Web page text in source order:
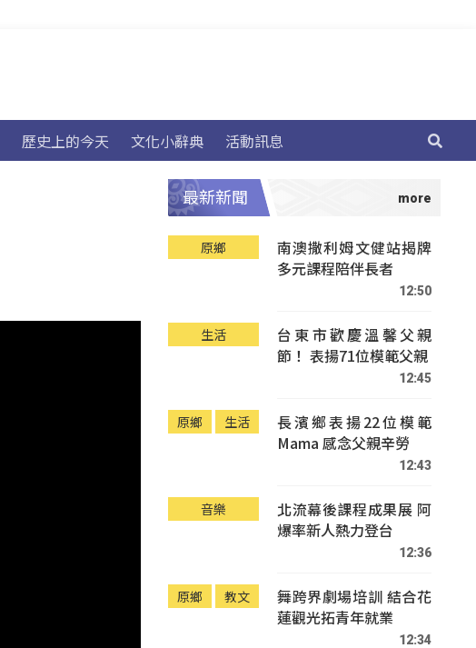
歷史上的今天 文化小辭典 活動訊息
最新新聞
原鄉
南澳撒利姆文健站揭牌
多元課程陪伴長者
12:50
生活
台東市歡慶溫馨父親
節！ 表揚71位模範父親
12:45
原鄉 生活
長濱鄉表揚22位模範
Mama 感念父親辛勞
12:43
音樂
北流幕後課程成果展 阿
爆率新人熱力登台
12:36
原鄉 教文
舞跨界劇場培訓 結合花
蓮觀光拓青年就業
12:34